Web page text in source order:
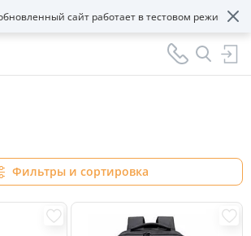
сайт работает в тестовом режиме!
Фильтры и сортировка